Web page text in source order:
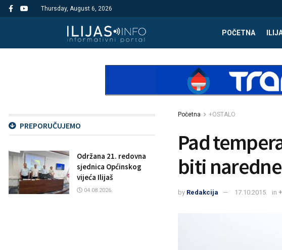
Thursday, August 6, 2026
POČETNA
Početna +OSTALO
Pad
biti
by Redakcija 17.10.2015. in
PREPORUČUJEMO
Održana 21. redovna
sjednica Općinskog
vijeća Ilijaš
04.08.2026.